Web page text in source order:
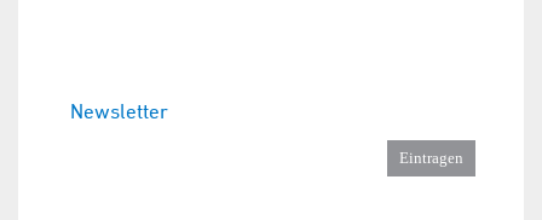
Newsletter